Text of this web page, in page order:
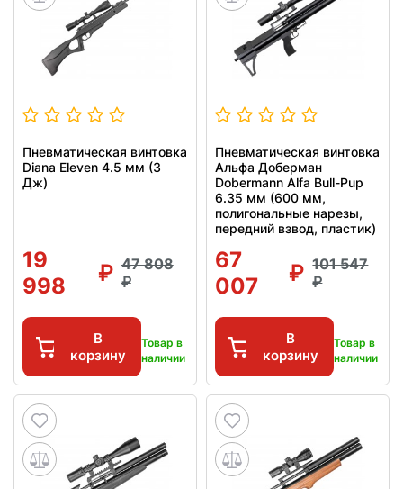
Пневматическая винтовка
Diana Eleven 4.5 мм (3
Дж)
19
998
47 808
В
корзину
Товар в
наличии
Пневматическая винтовка
Альфа Доберман
Dobermann Alfa Bull-Pup
6.35 мм (600 мм,
полигональные нарезы,
передний взвод, пластик)
67
007
101 547
В
корзину
Товар в
наличии